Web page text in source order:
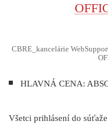
CBRE_kancelárie
HLAVNÁ CENA:
Všetci prihlásení do